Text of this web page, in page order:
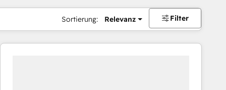
Sortierung: Relevanz Filter